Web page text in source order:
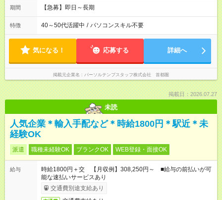
期間 【急募】即日～長期
特徴 40～50代活躍中 / パソコンスキル不要
気になる！ 応募する 詳細へ
掲載元企業名 パーソルテンプスタッフ株式会社 首都圏
掲載日：2026.07.27
未読
人気企業＊輸入手配など＊時給1800円＊駅近＊未
経験OK
派遣 職種未経験OK ブランクOK WEB登録・面接OK
給与
時給1800円＋交 【月収例】308,250円～ ■給与の前払いが可
能な速払いサービスあり
交通費別途支給あり